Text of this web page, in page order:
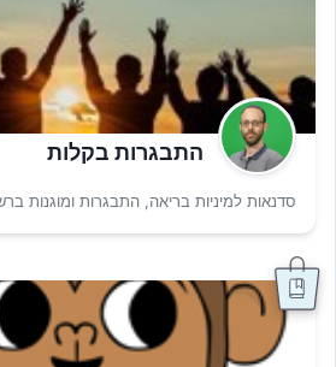
התבגרות בקלות
סדנאות למיניות בריאה, התבגרות ומוגנות